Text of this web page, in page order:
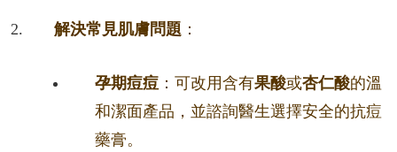
解決常見肌膚問題 ：
孕期痘痘 ：可改用含有果酸或杏仁酸的溫
和潔面產品，並諮詢醫生選擇安全的抗痘
藥膏。